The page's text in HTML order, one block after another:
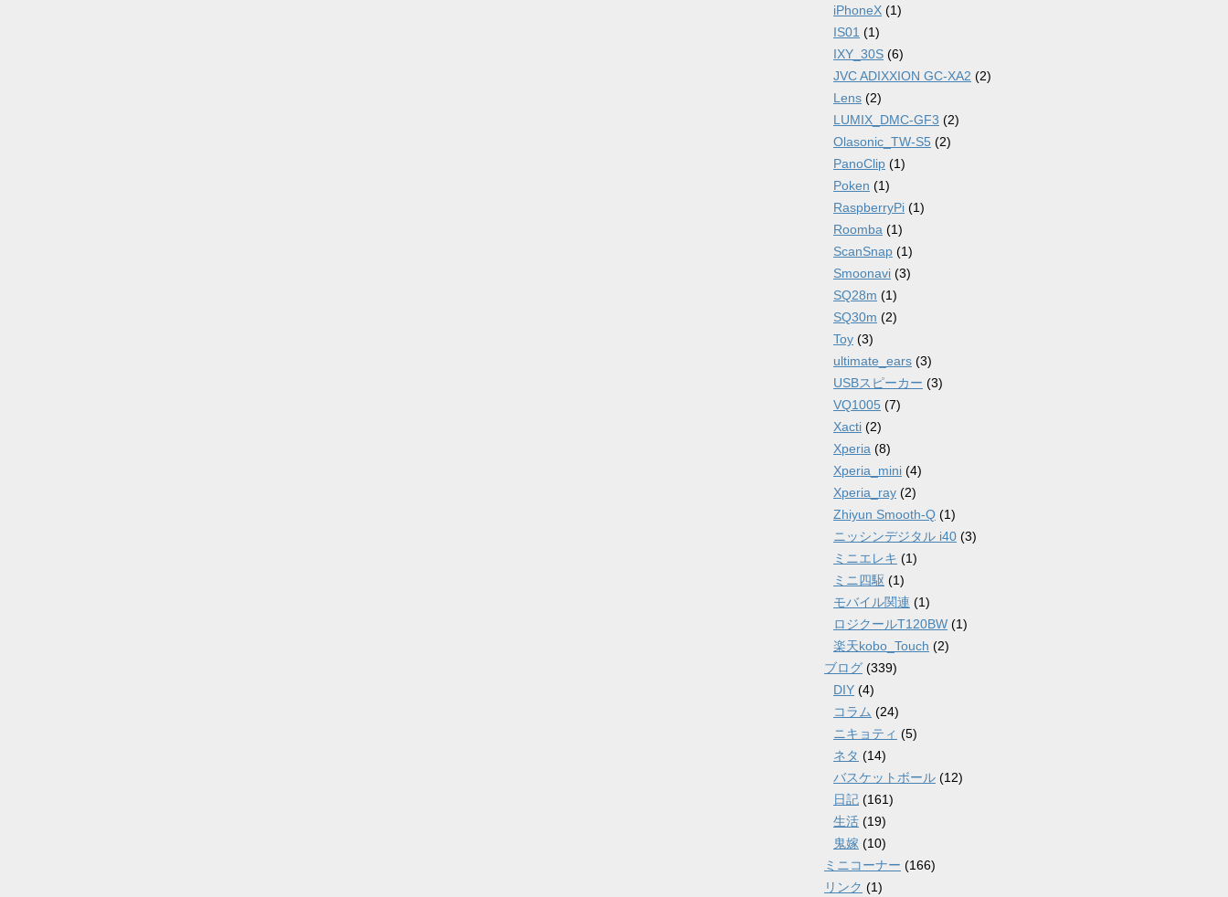
iPhoneX (1)
IS01 (1)
IXY_30S (6)
JVC ADIXXION GC-XA2 (2)
Lens (2)
LUMIX_DMC-GF3 (2)
Olasonic_TW-S5 (2)
PanoClip (1)
Poken (1)
RaspberryPi (1)
Roomba (1)
ScanSnap (1)
Smoonavi (3)
SQ28m (1)
SQ30m (2)
Toy (3)
ultimate_ears (3)
USBスピーカー (3)
VQ1005 (7)
Xacti (2)
Xperia (8)
Xperia_mini (4)
Xperia_ray (2)
Zhiyun Smooth-Q (1)
ニッシンデジタル i40 (3)
ミニエレキ (1)
ミニ四駆 (1)
モバイル関連 (1)
ロジクールT120BW (1)
楽天kobo_Touch (2)
ブログ (339)
DIY (4)
コラム (24)
ニキョティ (5)
ネタ (14)
バスケットボール (12)
日記 (161)
生活 (19)
鬼嫁 (10)
ミニコーナー (166)
リンク (1)